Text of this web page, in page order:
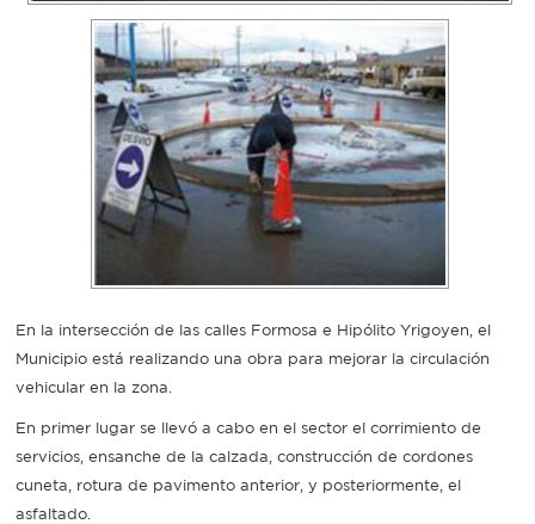
colectivos
Recarga
SUBE
En la intersección de las calles Formosa e Hipólito Yrigoyen, el
Municipio está realizando una obra para mejorar la circulación
vehicular en la zona.
En primer lugar se llevó a cabo en el sector el corrimiento de
servicios, ensanche de la calzada, construcción de cordones
cuneta, rotura de pavimento anterior, y posteriormente, el
asfaltado.